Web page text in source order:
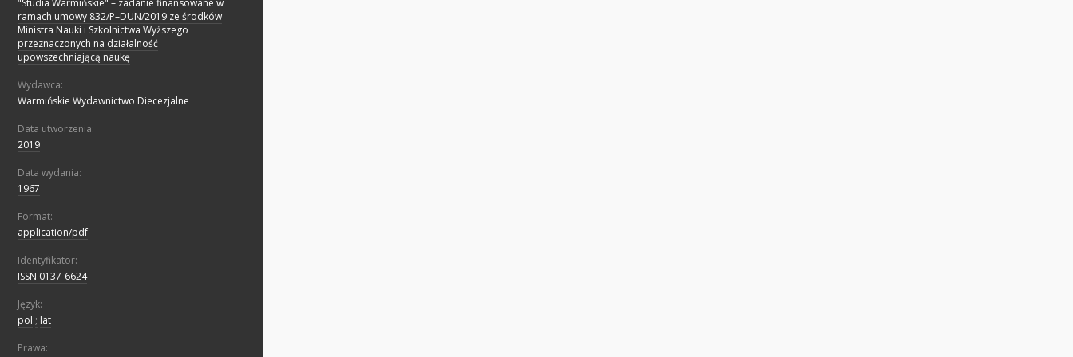
"Studia Warmińskie" – zadanie finansowane w
ramach umowy 832/P–DUN/2019 ze środków
Ministra Nauki i Szkolnictwa Wyższego
przeznaczonych na działalność
upowszechniającą naukę
Wydawca:
Warmińskie Wydawnictwo Diecezjalne
Data utworzenia:
2019
Data wydania:
1967
Format:
application/pdf
Identyfikator:
ISSN 0137-6624
Język:
pol ; lat
Prawa: